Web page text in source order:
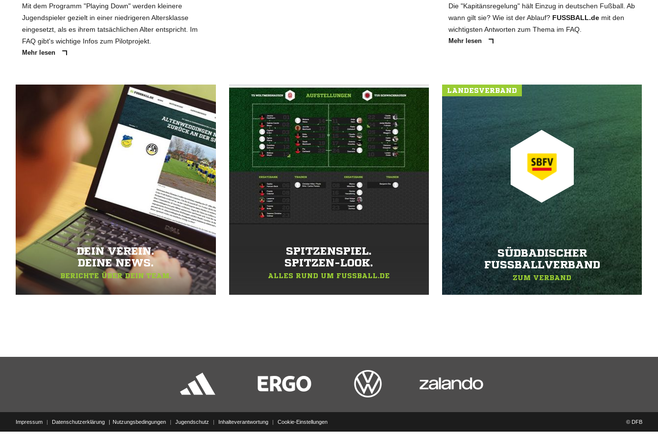
Mit dem Programm "Playing Down" werden kleinere
Jugendspieler gezielt in einer niedrigeren Altersklasse
eingesetzt, als es ihrem tatsächlichen Alter entspricht. Im
FAQ gibt's wichtige Infos zum Pilotprojekt.
Mehr lesen
Die "Kapitänsregelung" hält Einzug in deutschen Fußball. Ab
wann gilt sie? Wie ist der Ablauf? FUSSBALL.de mit den
wichtigsten Antworten zum Thema im FAQ.
Mehr lesen
DEIN VEREIN.
DEINE NEWS.
BERICHTE ÜBER DEIN TEAM.
SPITZENSPIEL.
SPITZEN-LOOK.
ALLES RUND UM FUSSBALL.DE
LANDESVERBAND
SÜDBADISCHER
FUSSBALLVERBAND
ZUM VERBAND
Impressum | Datenschutzerklärung Nutzungsbedingungen | Jugendschutz | Inhalteverantwortung | Cookie-Einstellungen © DFB